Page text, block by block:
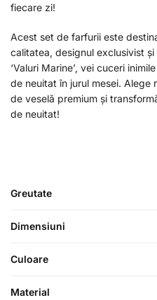
fiecare zi!
Acest set de farfurii este
calitatea, designul exclusivist
‘Valuri Marine’, vei cuceri
de neuitat în jurul mesei. Alege
de veselă premium și
de neuitat!
Greutate
Dimensiuni
Culoare
Material